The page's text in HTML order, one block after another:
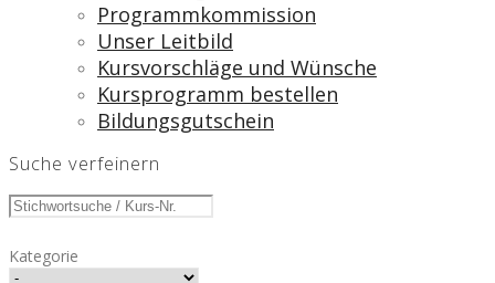
Programmkommission
Unser Leitbild
Kursvorschläge und Wünsche
Kursprogramm bestellen
Bildungsgutschein
Suche verfeinern
Kategorie